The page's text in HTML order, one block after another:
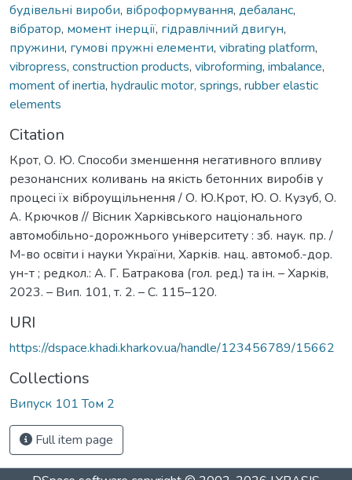
будівельні вироби, віброформування, дебаланс,
вібратор, момент інерції, гідравлічний двигун,
пружини, гумові пружні елементи, vibrating platform,
vibropress, construction products, vibroforming, imbalance,
moment of inertia, hydraulic motor, springs, rubber elastic
elements
Citation
Крот, О. Ю. Способи зменшення негативного впливу
резонансних коливань на якість бетонних виробів у
процесі їх віброущільнення / О. Ю.Крот, Ю. О. Кузуб, О.
А. Крючков // Вiсник Харкiвського нацiонального
автомобiльно-дорожнього унiверситету : зб. наук. пр. /
М-во освiти i науки України, Харків. нац. автомоб.-дор.
ун-т ; редкол.: А. Г. Батракова (гол. ред.) та iн. – Харкiв,
2023. – Вип. 101, т. 2. – C. 115–120.
URI
https://dspace.khadi.kharkov.ua/handle/123456789/15662
Collections
Випуск 101 Том 2
Full item page